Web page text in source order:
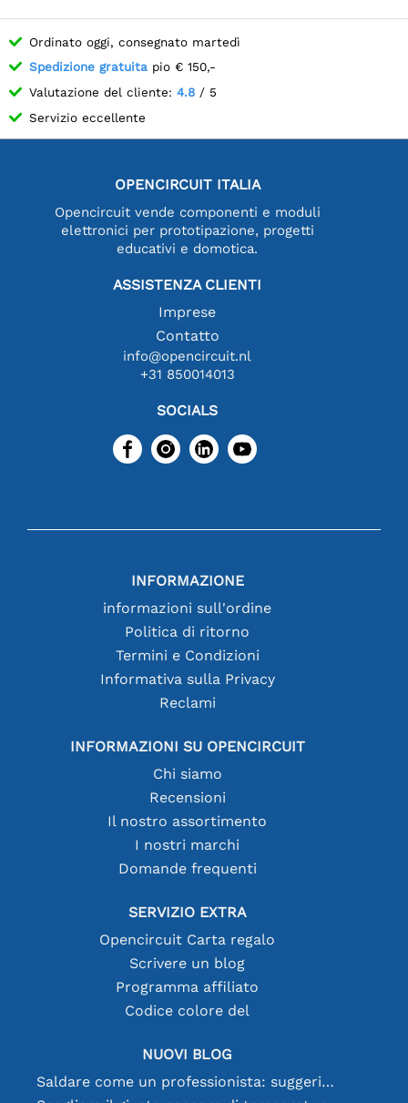
a terra".
Ordinato oggi, consegnato martedì
Spedizione gratuita pio € 150,-
Valutazione del cliente: 4.8 / 5
Servizio eccellente
OPENCIRCUIT ITALIA
Opencircuit vende componenti e moduli
elettronici per prototipazione, progetti
educativi e domotica.
ASSISTENZA CLIENTI
Imprese
Contatto
info@opencircuit.nl
+31 850014013
SOCIALS
INFORMAZIONE
informazioni sull'ordine
Politica di ritorno
Termini e Condizioni
Informativa sulla Privacy
Reclami
INFORMAZIONI SU OPENCIRCUIT
Chi siamo
Recensioni
Il nostro assortimento
I nostri marchi
Domande frequenti
SERVIZIO EXTRA
Opencircuit Carta regalo
Scrivere un blog
Programma affiliato
Codice colore del
NUOVI BLOG
Saldare come un professionista: suggerimenti per connessioni elettroniche perfette